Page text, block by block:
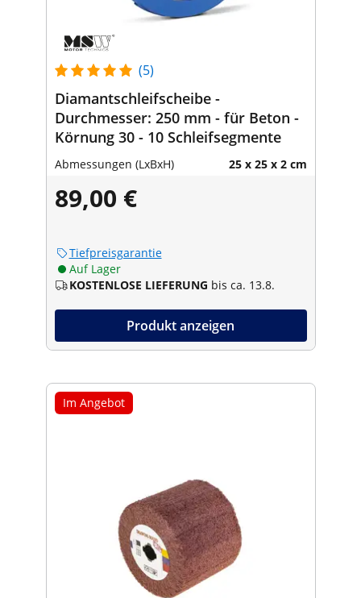
(5)
Diamantschleifscheibe -
Durchmesser: 250 mm - für Beton -
Körnung 30 - 10 Schleifsegmente
Abmessungen (LxBxH) 25 x 25 x 2 cm
89,00 €
Tiefpreisgarantie
Auf Lager
KOSTENLOSE LIEFERUNG bis ca. 13.8.
Produkt anzeigen
Im Angebot